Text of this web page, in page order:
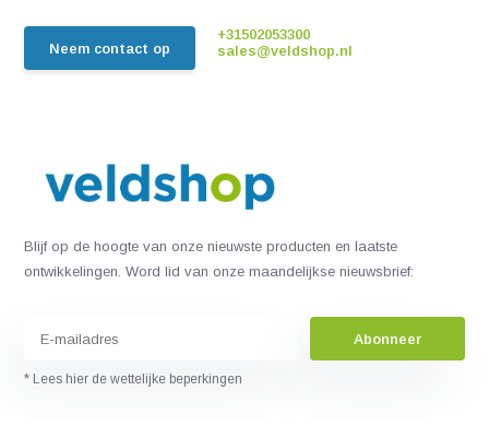
Neem contact op
+31502053300
sales@veldshop.nl
Blijf op de hoogte van onze nieuwste producten en laatste
ontwikkelingen. Word lid van onze maandelijkse nieuwsbrief:
Abonneer
* Lees hier de wettelijke beperkingen